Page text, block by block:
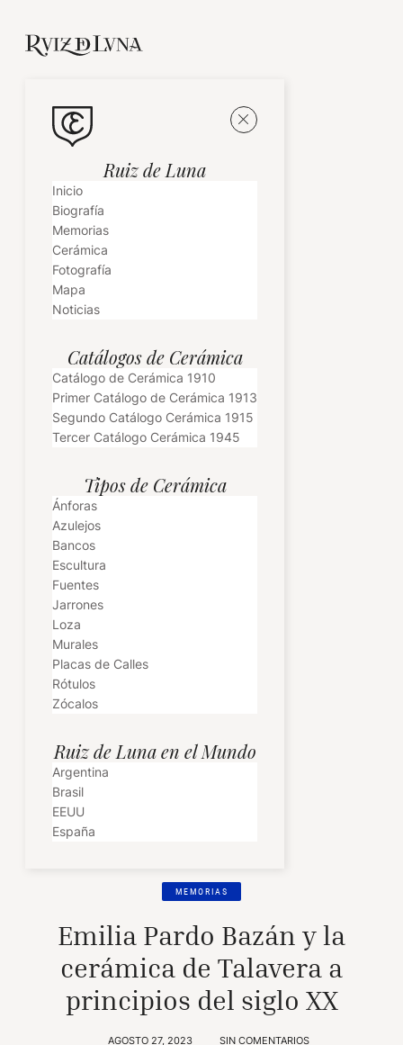
Ruiz de Luna
Inicio
Biografía
Memorias
Cerámica
Fotografía
Mapa
Noticias
Catálogos de Cerámica
Catálogo de Cerámica 1910
Primer Catálogo de Cerámica 1913
Segundo Catálogo Cerámica 1915
Tercer Catálogo Cerámica 1945
Tipos de Cerámica
Ánforas
Azulejos
Bancos
Escultura
Fuentes
Jarrones
Loza
Murales
Placas de Calles
Rótulos
Zócalos
Ruiz de Luna en el Mundo
Argentina
Brasil
EEUU
España
MEMORIAS
Emilia Pardo Bazán y la
cerámica de Talavera a
principios del siglo XX
AGOSTO 27, 2023 SIN COMENTARIOS